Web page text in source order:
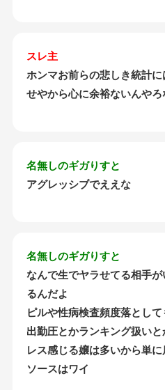
スレ主
ホンマお前らの悲しき統計
せやから心に余裕ないんや
名無しのギガりすと
アグレッシブでええな
名無しのギガりすと
なんで生でヤラせてる相手
るんだよ
ピルや性病検査頻度落とし
出勤圧とかランキング扱い
レス感じる嬢は多いから単
ソースはワイ